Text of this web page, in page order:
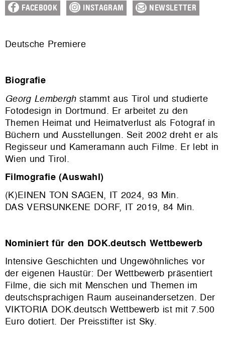
FACEBOOK INSTAGRAM NEWSLETTER
Deutsche Premiere
Biografie
Georg Lemberghstammt aus Tirol und studierte
Fotodesign in Dortmund. Er arbeitet zu den
Themen Heimat und Heimatverlust als Fotograf in
Büchern und Ausstellungen. Seit 2002 dreht er als
Regisseur und Kameramann auch Filme. Er lebt in
Wien und Tirol.
Filmografie (Auswahl)
(K)EINEN TON SAGEN, IT 2024, 93 Min.
DAS VERSUNKENE DORF, IT 2019, 84 Min.
Nominiert für den DOK.deutsch Wettbewerb
Intensive Geschichten und Ungewöhnliches vor
der eigenen Haustür: Der Wettbewerb präsentiert
Filme, die sich mit Menschen und Themen im
deutschsprachigen Raum auseinandersetzen. Der
VIKTORIA DOK.deutsch Wettbewerb ist mit 7.500
Euro dotiert. Der Preisstifter ist Sky.